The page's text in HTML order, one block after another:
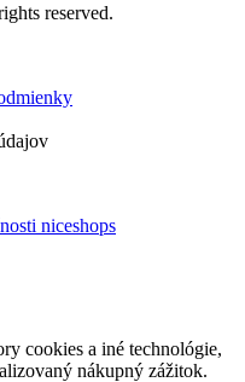
reserved.
niceshops
cookies a iné technológie,
nákupný zážitok.